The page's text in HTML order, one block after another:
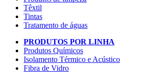
Têxtil
Tintas
Tratamento de águas
PRODUTOS POR LINHA
Produtos Químicos
Isolamento Térmico e Acústico
Fibra de Vidro